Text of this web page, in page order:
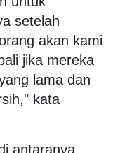
setelah
akan kami
jika mereka
lama dan
kata
antaranya